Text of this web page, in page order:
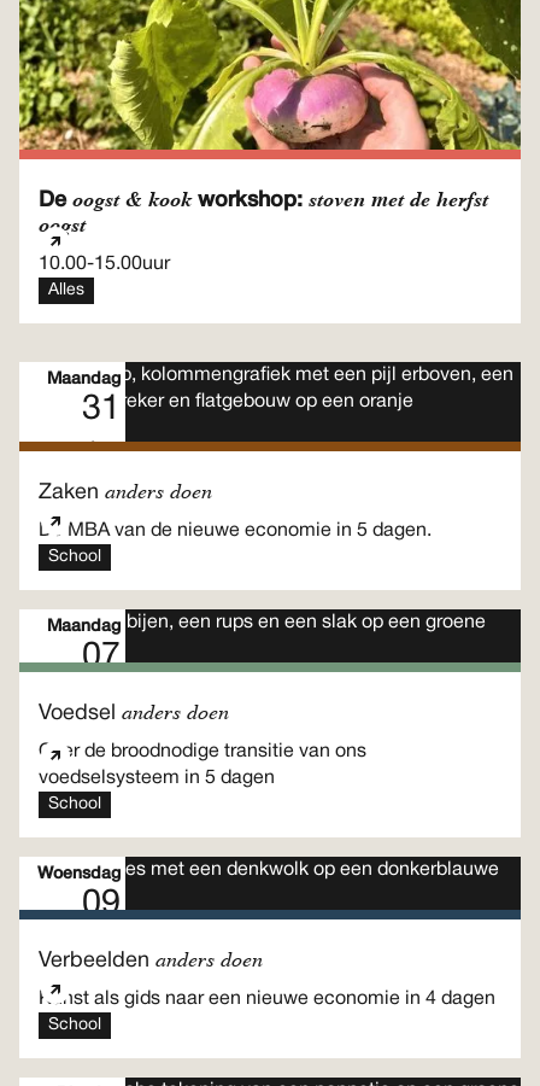
De oogst & kookworkshop: stoven met de herfst
oogst
10.00-15.00uur
Alles
Maandag
31
Aug
Zaken anders doen
Dé MBA van de nieuwe economie in 5 dagen.
School
Maandag
07
Voedsel anders doen
Over de broodnodige transitie van ons
voedselsysteem in 5 dagen
School
Woensdag
09
Verbeelden anders doen
Kunst als gids naar een nieuwe economie in 4 dagen
School